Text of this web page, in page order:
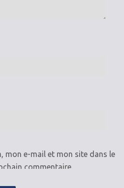
mon e-mail et mon site dans le
commentaire.